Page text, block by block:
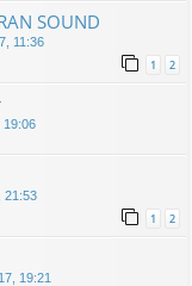
SOUND
11:36
1 2
19:06
21:53
1 2
19:21